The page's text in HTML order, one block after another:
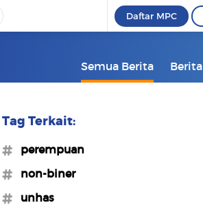
Daftar MPC
Semua Berita Berita
Tag Terkait:
#perempuan
#non-biner
#unhas